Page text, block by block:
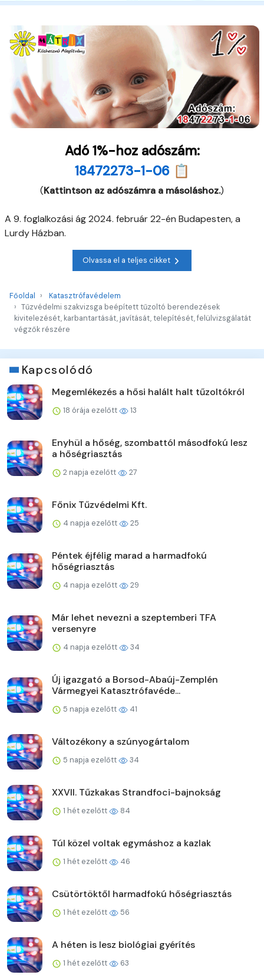
Adó 1%-hoz adószám:
18472273-1-06 📋
(Kattintson az adószámra a másoláshoz.)
A 9. foglalkozási ág 2024. február 22-én Budapesten, a
Lurdy Házban.
Olvassa el a teljes cikket
Főoldal
Katasztrófavédelem
Tűzvédelmi szakvizsga beépített tűzoltó berendezések
kivitelezését, karbantartását, javítását, telepítését, felülvizsgálatát
végzők részére
Kapcsolódó
Megemlékezés a hősi halált halt tűzoltókról
18 órája ezelőtt 13
Enyhül a hőség, szombattól másodfokú lesz
a hőségriasztás
2 napja ezelőtt 27
Főnix Tűzvédelmi Kft.
4 napja ezelőtt 25
Péntek éjfélig marad a harmadfokú
hőségriasztás
4 napja ezelőtt 29
Már lehet nevezni a szeptemberi TFA
versenyre
4 napja ezelőtt 34
Új igazgató a Borsod-Abaúj-Zemplén
Vármegyei Katasztrófavéde...
5 napja ezelőtt 41
Változékony a szúnyogártalom
5 napja ezelőtt 34
XXVII. Tűzkakas Strandfoci-bajnokság
1 hét ezelőtt 84
Túl közel voltak egymáshoz a kazlak
1 hét ezelőtt 46
Csütörtöktől harmadfokú hőségriasztás
1 hét ezelőtt 56
A héten is lesz biológiai gyérítés
1 hét ezelőtt 63